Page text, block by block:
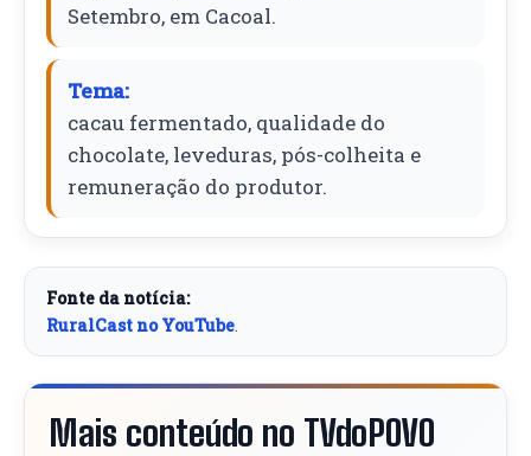
Setembro, em Cacoal.
Tema:
cacau fermentado, qualidade do
chocolate, leveduras, pós-colheita e
remuneração do produtor.
Fonte da notícia:
RuralCast no YouTube.
Mais conteúdo no TVdoPOVO